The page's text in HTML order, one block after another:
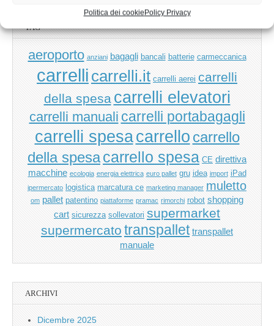
Politica dei cookiePolicy Privacy
TAG
aeroporto anziani bagagli bancali batterie carmeccanica
carrelli carrelli.it carrelli aerei carrelli
della spesa carrelli elevatori
carrelli manuali carrelli portabagagli
carrelli spesacarrello carrello
della spesacarrello spesa CE direttiva
macchine ecologia energia elettrica euro pallet gru idea import iPad
ipermercato logistica marcatura ce marketing manager muletto
om pallet patentino piattaforme pramac rimorchi robot shopping
cart sicurezza sollevatori supermarket
supermercato transpallet transpallet
manuale
ARCHIVI
Dicembre 2025